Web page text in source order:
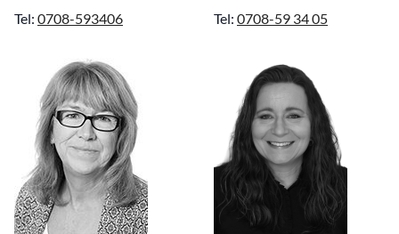
Tel: 0708-593406 Tel: 0708-59 34 05